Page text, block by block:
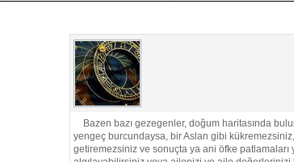
Bazen bazı gezegenler, doğum haritasında
yengeç burcundaysa, bir Aslan gibi kükremezsiniz,
getiremezsiniz ve sonuçta ya ani öfke patlamaları